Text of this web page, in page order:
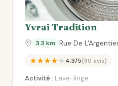
Yvrai Tradition
3.3 km Rue De
★★★★★4.3/5(80 avis)
Activité : Lave-linge